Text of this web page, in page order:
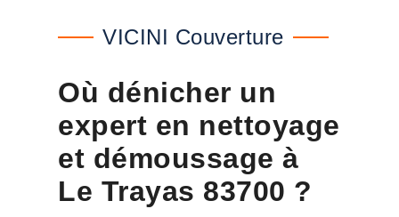
VICINI Couverture
Où dénicher un
expert en nettoyage
et démoussage à
Le Trayas 83700 ?